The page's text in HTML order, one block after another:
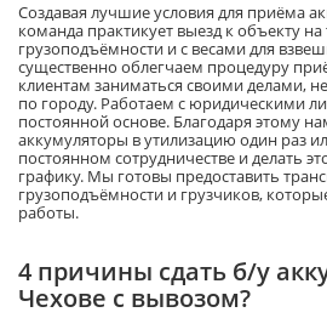
Создавая лучшие условия для приёма
команда практикует выезд к объекту на
грузоподъёмности и с весами для
существенно облегчаем процедуру
клиентам заниматься своими делами, не
по городу. Работаем с юридическими
постоянной основе. Благодаря этому
аккумуляторы в утилизацию один раз и
постоянном сотрудничестве и делать
графику. Мы готовы предоставить
грузоподъёмности и грузчиков,
работы.
4 причины сдать б/у
Чехове с вывозом?